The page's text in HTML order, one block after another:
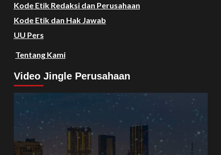
Kode Etik Redaksi dan Perusahaan
Kode Etik dan Hak Jawab
UU Pers
Tentang Kami
Video Jingle Perusahaan
Video
Player